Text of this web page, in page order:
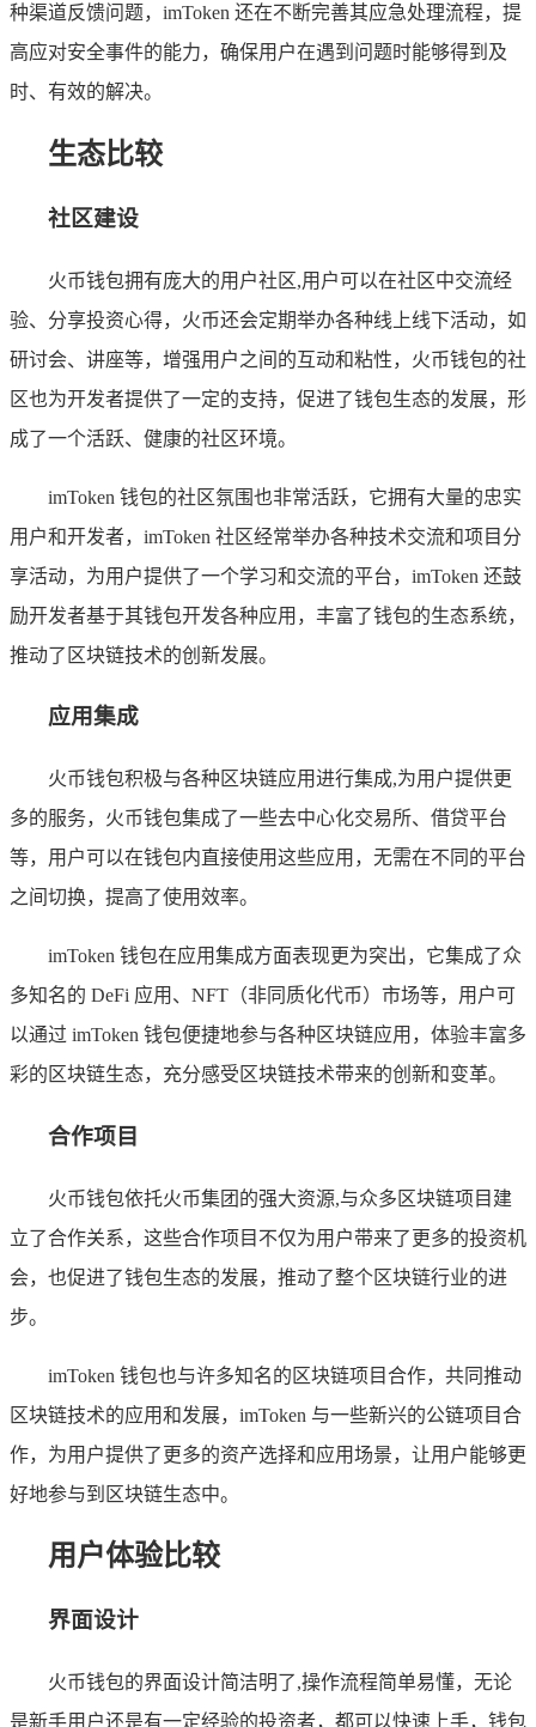
种渠道反馈问题，imToken 还在不断完善其应急处理流程，提
高应对安全事件的能力，确保用户在遇到问题时能够得到及
时、有效的解决。
生态比较
社区建设
火币钱包拥有庞大的用户社区,用户可以在社区中交流经
验、分享投资心得，火币还会定期举办各种线上线下活动，如
研讨会、讲座等，增强用户之间的互动和粘性，火币钱包的社
区也为开发者提供了一定的支持，促进了钱包生态的发展，形
成了一个活跃、健康的社区环境。
imToken 钱包的社区氛围也非常活跃，它拥有大量的忠实
用户和开发者，imToken 社区经常举办各种技术交流和项目分
享活动，为用户提供了一个学习和交流的平台，imToken 还鼓
励开发者基于其钱包开发各种应用，丰富了钱包的生态系统，
推动了区块链技术的创新发展。
应用集成
火币钱包积极与各种区块链应用进行集成,为用户提供更
多的服务，火币钱包集成了一些去中心化交易所、借贷平台
等，用户可以在钱包内直接使用这些应用，无需在不同的平台
之间切换，提高了使用效率。
imToken 钱包在应用集成方面表现更为突出，它集成了众
多知名的 DeFi 应用、NFT（非同质化代币）市场等，用户可
以通过 imToken 钱包便捷地参与各种区块链应用，体验丰富多
彩的区块链生态，充分感受区块链技术带来的创新和变革。
合作项目
火币钱包依托火币集团的强大资源,与众多区块链项目建
立了合作关系，这些合作项目不仅为用户带来了更多的投资机
会，也促进了钱包生态的发展，推动了整个区块链行业的进
步。
imToken 钱包也与许多知名的区块链项目合作，共同推动
区块链技术的应用和发展，imToken 与一些新兴的公链项目合
作，为用户提供了更多的资产选择和应用场景，让用户能够更
好地参与到区块链生态中。
用户体验比较
界面设计
火币钱包的界面设计简洁明了,操作流程简单易懂，无论
是新手用户还是有一定经验的投资者，都可以快速上手，钱包